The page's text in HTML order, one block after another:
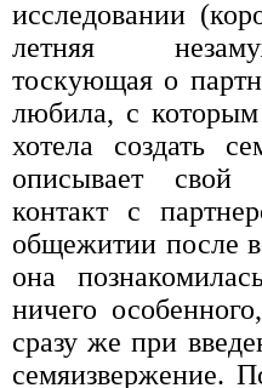
исследовании
летняя
тоскующая о
любила, с
хотела создать
описывает свой
контакт с
общежитии после
она
ничего
сразу же при
семяизвержение.